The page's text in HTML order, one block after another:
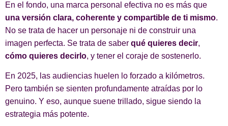
En el fondo, una marca personal efectiva no es más que
una versión clara, coherente y compartible de ti mismo.
No se trata de hacer un personaje ni de construir una
imagen perfecta. Se trata de saber qué quieres decir,
cómo quieres decirlo, y tener el coraje de sostenerlo.
En 2025, las audiencias huelen lo forzado a kilómetros.
Pero también se sienten profundamente atraídas por lo
genuino. Y eso, aunque suene trillado, sigue siendo la
estrategia más potente.